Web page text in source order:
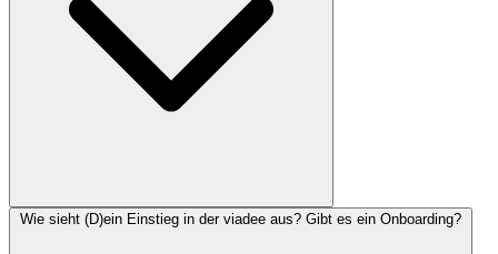
Wie sieht (D)ein Einstieg in der viadee aus? Gibt es ein Onboarding?